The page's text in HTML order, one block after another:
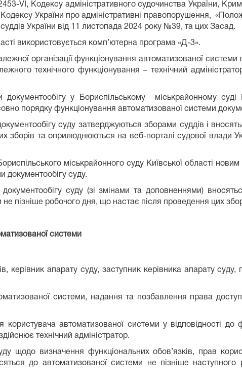
VI, Кодексу адміністративного судочинства України,
України про адміністративні правопорушення,
України від 11 листопада 2024 року №39, та цих Засад.
використовується комп’ютерна програма «Д-3».
організації функціонування автоматизованої системи
технічного функціонування – технічний
у Бориспільському міськрайонному суді
порядку функціонування автоматизованої системи
суду затверджуються зборами суддів і
зборів та оприлюднюються на веб-порталі судової влади
міськрайонного суду Київської області
документообігу суду.
суду (зі змінами та доповненнями)
пізніше робочого дня, що настає після проведення цих
системи
апарату суду, заступник керівника апарату суду,
системи, надання та позбавлення права
автоматизованої системи у відповідності до
технічний адміністратор.
щодо визначення функціональних обов’язків, прав
до автоматизованої системи не пізніше